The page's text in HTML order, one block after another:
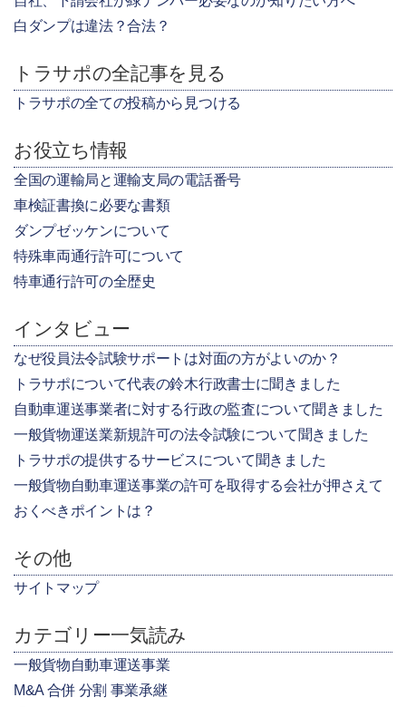
白ダンプは違法？合法？
トラサポの全記事を見る
トラサポの全ての投稿から見つける
お役立ち情報
全国の運輸局と運輸支局の電話番号
車検証書換に必要な書類
ダンプゼッケンについて
特殊車両通行許可について
特車通行許可の全歴史
インタビュー
なぜ役員法令試験サポートは対面の方がよいのか？
トラサポについて代表の鈴木行政書士に聞きました
自動車運送事業者に対する行政の監査について聞きました
一般貨物運送業新規許可の法令試験について聞きました
トラサポの提供するサービスについて聞きました
一般貨物自動車運送事業の許可を取得する会社が押さえて
おくべきポイントは？
その他
サイトマップ
カテゴリー一気読み
一般貨物自動車運送事業
M&A 合併 分割 事業承継